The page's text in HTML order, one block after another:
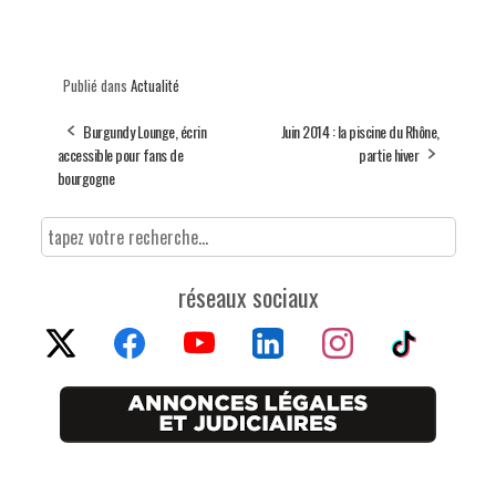
Publié dans Actualité
Burgundy Lounge, écrin
accessible pour fans de
bourgogne
Juin 2014 : la piscine du Rhône,
partie hiver
réseaux sociaux